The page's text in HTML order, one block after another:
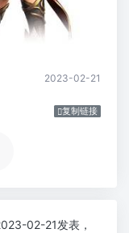
2023-02-21
复制链接
02-21发表，